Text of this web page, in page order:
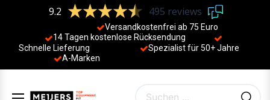
9.2 495 reviews
Versandkostenfrei ab 75 Euro
14 Tagen kostenlose Rücksendung
Schnelle Lieferung
Spezialist für 50+ Jahre
A-Marken